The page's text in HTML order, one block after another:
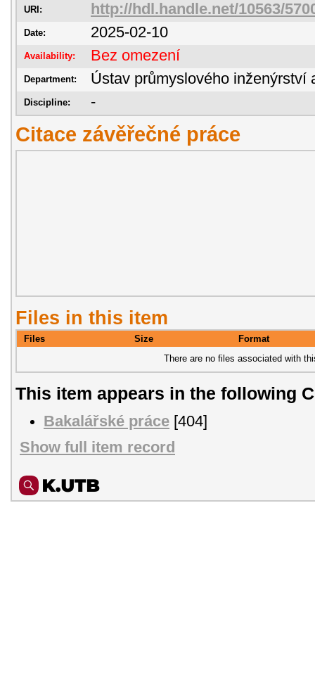
URI: http://hdl.handle.net/10563/
Date: 2025-02-10
Availability: Bez omezení
Department: Ústav průmyslového inženýrství
Discipline: -
Citace závěřečné práce
Files in this item
Files Size
Format
There are no files associated with
This item appears in the following
Bakalářské práce [404]
Show full item record